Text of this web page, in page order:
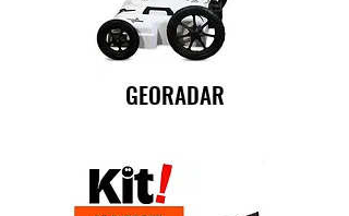
GEORADAR